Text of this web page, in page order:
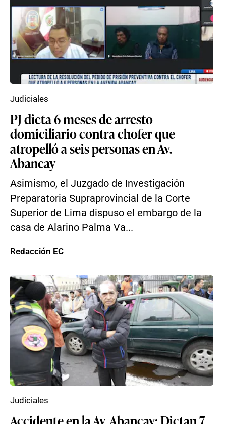
PJ dicta 6 meses de arresto
domiciliario contra chofer que
atropelló a seis personas en Av.
Abancay
Asimismo, el Juzgado de Investigación
Preparatoria Supraprovincial de la Corte
Superior de Lima dispuso el embargo de la
casa de Alarino Palma Va...
Judiciales
Redacción EC
Judiciales